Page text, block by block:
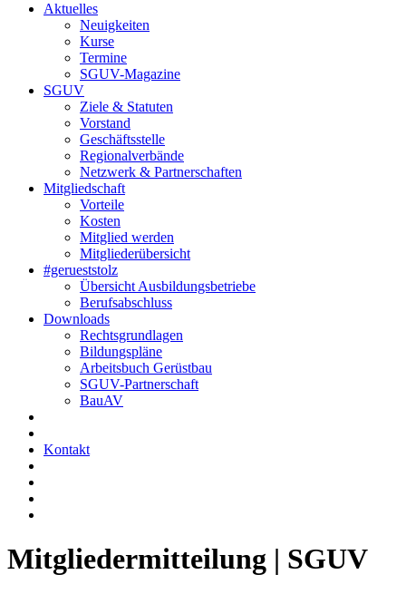
Aktuelles
Neuigkeiten
Kurse
Termine
SGUV-Magazine
SGUV
Ziele & Statuten
Vorstand
Geschäftsstelle
Regionalverbände
Netzwerk & Partnerschaften
Mitgliedschaft
Vorteile
Kosten
Mitglied werden
Mitgliederübersicht
#gerueststolz
Übersicht Ausbildungsbetriebe
Berufsabschluss
Downloads
Rechtsgrundlagen
Bildungspläne
Arbeitsbuch Gerüstbau
SGUV-Partnerschaft
BauAV
Kontakt
Mitgliedermitteilung | SGUV